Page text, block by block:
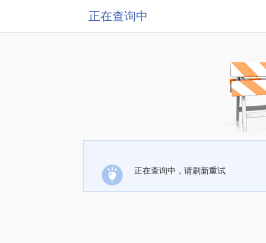
正在查询中
正在查询中，请刷新重试